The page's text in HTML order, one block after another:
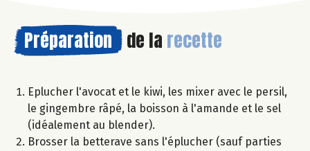
Préparation de la recette
Eplucher l'avocat et le kiwi, les mixer avec le persil,
le gingembre râpé, la boisson à l'amande et le sel
(idéalement au blender).
Brosser la betterave sans l'éplucher (sauf parties